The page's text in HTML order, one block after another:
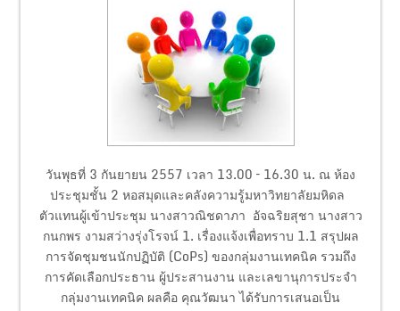
วันพุธที่ 3 กันยายน 2557 เวลา 13.00 – 16.30 น. ณ ห้อง
ประชุมชั้น 2 หอสมุดและคลังความรู้มหาวิทยาลัยมหิดล
ตัวแทนผู้เข้าประชุม นางสาวณิชดาภา อัจฉริยสุชา นางสาว
กนกพร งามสว่างรุ่งโรจน์ 1. เรื่องแจ้งเพื่อทราบ 1.1 สรุปผล
การจัดชุมชนนักปฏิบัติ (CoPs) ของกลุ่มงานเทคนิค รวมถึง
การคัดเลือกประธาน ผู้ประสานงาน และเลขานุการประจำ
กลุ่มงานเทคนิค ผลคือ คุณวัฒนา ได้รับการเสนอเป็น